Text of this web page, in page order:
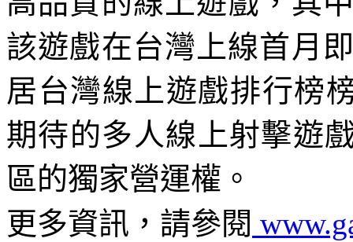
該遊戲在台灣上線首月
居台灣線上遊戲排行榜
期待的多人線上射擊遊
區的獨家營運權。
更多資訊，請參閱